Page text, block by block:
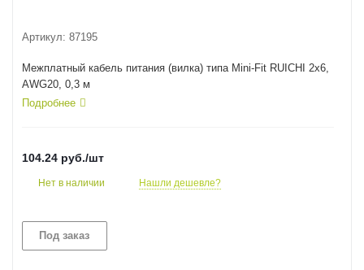
Артикул: 87195
Межплатный кабель питания (вилка) типа Mini-Fit RUICHI 2x6,
AWG20, 0,3 м
Подробнее
104.24 руб./шт
Нет в наличии Нашли дешевле?
Под заказ